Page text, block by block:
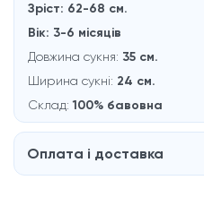
Зріст: 62-68 см.
Вік: 3-6 місяців
Довжина сукня: 35 см.
Ширина сукні: 24 см.
Склад:100% бавовна
Оплата і доставка